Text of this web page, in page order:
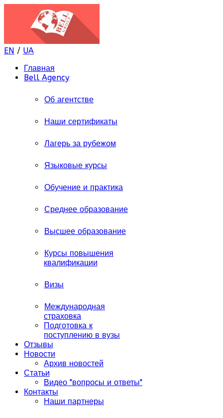
EN / UA
Главная
Bell Agency
Об агентстве
Наши сертификаты
Лагерь за рубежом
Языковые курсы
Обучение и практика
Среднее образование
Высшее образование
Курсы повышения
квалификации
Визы
Международная
страховка
Подготовка к
поступлению в вузы
Отзывы
Новости
Архив новостей
Статьи
Видео "вопросы и ответы"
Контакты
Наши партнеры